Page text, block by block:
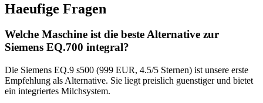
Haeufige Fragen
Welche Maschine ist die beste Alternative zur
Siemens EQ.700 integral?
Die Siemens EQ.9 s500 (999 EUR, 4.5/5 Sternen) ist unsere erste
Empfehlung als Alternative. Sie liegt preislich guenstiger und bietet
ein integriertes Milchsystem.